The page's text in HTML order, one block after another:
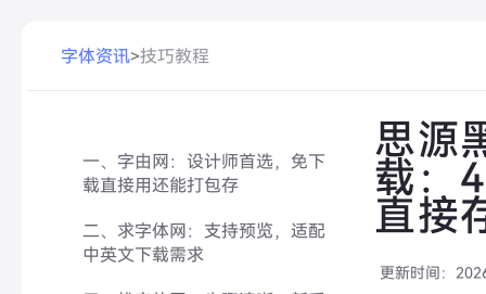
字体资讯>技巧教程
一、字由网：设计师首选，免下
载直接用还能打包存
二、求字体网：支持预览，适配
中英文下载需求
思源
载：
直接
更新时间：